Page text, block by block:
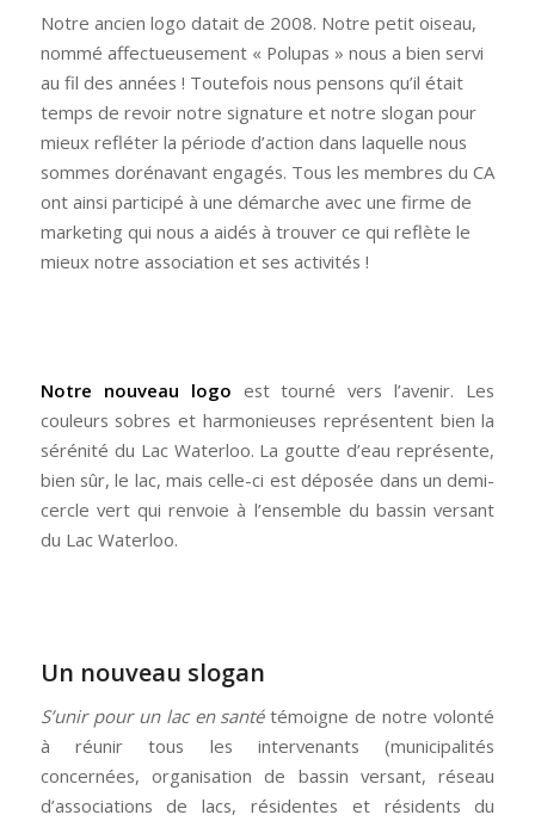
Notre ancien logo datait de 2008. Notre petit oiseau,
nommé affectueusement « Polupas » nous a bien servi
au fil des années ! Toutefois nous pensons qu’il était
temps de revoir notre signature et notre slogan pour
mieux refléter la période d’action dans laquelle nous
sommes dorénavant engagés. Tous les membres du CA
ont ainsi participé à une démarche avec une firme de
marketing qui nous a aidés à trouver ce qui reflète le
mieux notre association et ses activités !
Notre nouveau logo est tourné vers l’avenir. Les
couleurs sobres et harmonieuses représentent bien la
sérénité du Lac Waterloo. La goutte d’eau représente,
bien sûr, le lac, mais celle-ci est déposée dans un demi-
cercle vert qui renvoie à l’ensemble du bassin versant
du Lac Waterloo.
Un nouveau slogan
S’unir pour un lac en santétémoigne de notre volonté
à réunir tous les intervenants (municipalités
concernées, organisation de bassin versant, réseau
d’associations de lacs, résidentes et résidents du